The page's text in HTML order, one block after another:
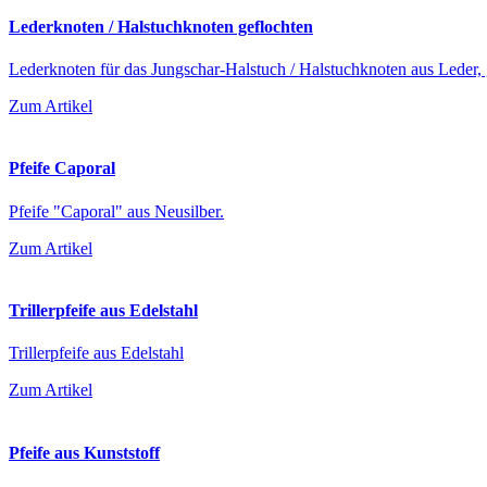
Lederknoten / Halstuchknoten geflochten
Lederknoten für das Jungschar-Halstuch / Halstuchknoten aus Leder,
Zum Artikel
Pfeife Caporal
Pfeife "Caporal" aus Neusilber.
Zum Artikel
Trillerpfeife aus Edelstahl
Trillerpfeife aus Edelstahl
Zum Artikel
Pfeife aus Kunststoff